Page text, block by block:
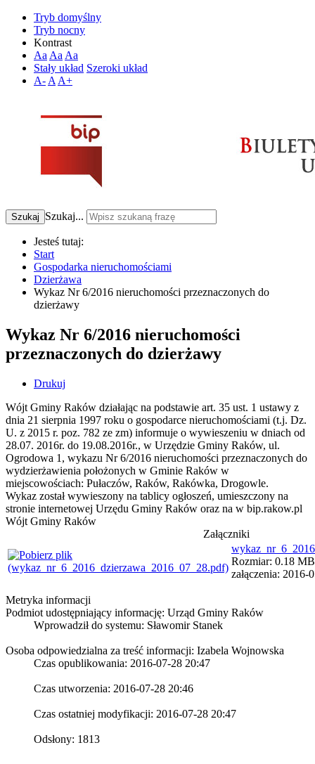
Tryb domyślny
Tryb nocny
Kontrast
Aa Aa Aa
Stały układ Szeroki układ
A- A A+
Szukaj Szukaj...
Jesteś tutaj:
Start
Gospodarka nieruchomościami
Dzierżawa
Wykaz Nr 6/2016 nieruchomości przeznaczonych do
dzierżawy
Wykaz Nr 6/2016 nieruchomości
przeznaczonych do dzierżawy
Drukuj
Wójt Gminy Raków działając na podstawie art. 35 ust. 1 ustawy z
dnia 21 sierpnia 1997 roku o gospodarce nieruchomościami (t.j. Dz.
U. z 2015 r. poz. 782 ze zm) informuje o wywieszeniu w dniach od
28.07. 2016r. do 19.08.2016r., w Urzędzie Gminy Raków, ul.
Ogrodowa 1, wykazu Nr 6/2016 nieruchomości przeznaczonych do
wydzierżawienia położonych w Gminie Raków w
miejscowościach: Pułaczów, Raków, Rakówka, Drogowle.
Wykaz został wywieszony na tablicy ogłoszeń, umieszczony na
stronie internetowej Urzędu Gminy Raków oraz na w bip.rakow.pl
Wójt Gminy Raków
Załączniki
Rozmiar: 0.18
załączenia: 2016-
Metryka informacji
Podmiot udostępniający informację: Urząd Gminy Raków
Wprowadził do systemu: Sławomir Stanek
Osoba odpowiedzialna za treść informacji: Izabela Wojnowska
Czas opublikowania: 2016-07-28 20:47
Czas utworzenia: 2016-07-28 20:46
Czas ostatniej modyfikacji: 2016-07-28 20:47
Odsłony: 1813